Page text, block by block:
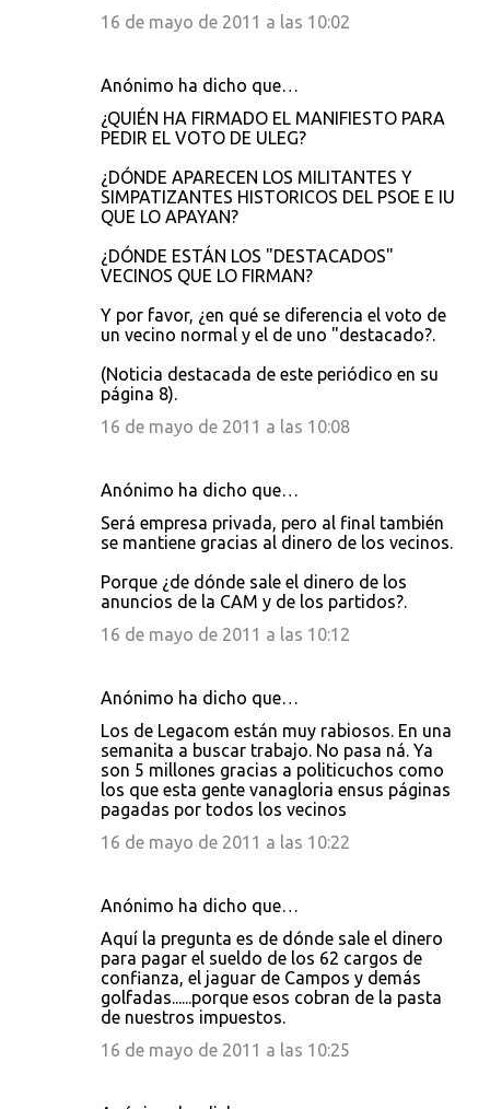
16 de mayo de 2011 a las 10:02
Anónimo ha dicho que…
¿QUIÉN HA FIRMADO EL MANIFIESTO PARA
PEDIR EL VOTO DE ULEG?
¿DÓNDE APARECEN LOS MILITANTES Y
SIMPATIZANTES HISTORICOS DEL PSOE E IU
QUE LO APAYAN?
¿DÓNDE ESTÁN LOS "DESTACADOS"
VECINOS QUE LO FIRMAN?
Y por favor, ¿en qué se diferencia el voto de
un vecino normal y el de uno "destacado?.
(Noticia destacada de este periódico en su
página 8).
16 de mayo de 2011 a las 10:08
Anónimo ha dicho que…
Será empresa privada, pero al final también
se mantiene gracias al dinero de los vecinos.
Porque ¿de dónde sale el dinero de los
anuncios de la CAM y de los partidos?.
16 de mayo de 2011 a las 10:12
Anónimo ha dicho que…
Los de Legacom están muy rabiosos. En una
semanita a buscar trabajo. No pasa ná. Ya
son 5 millones gracias a politicuchos como
los que esta gente vanagloria ensus páginas
pagadas por todos los vecinos
16 de mayo de 2011 a las 10:22
Anónimo ha dicho que…
Aquí la pregunta es de dónde sale el dinero
para pagar el sueldo de los 62 cargos de
confianza, el jaguar de Campos y demás
golfadas......porque esos cobran de la pasta
de nuestros impuestos.
16 de mayo de 2011 a las 10:25